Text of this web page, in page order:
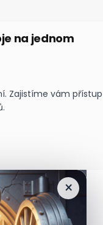
na jednom
Zajistíme vám přístup
×